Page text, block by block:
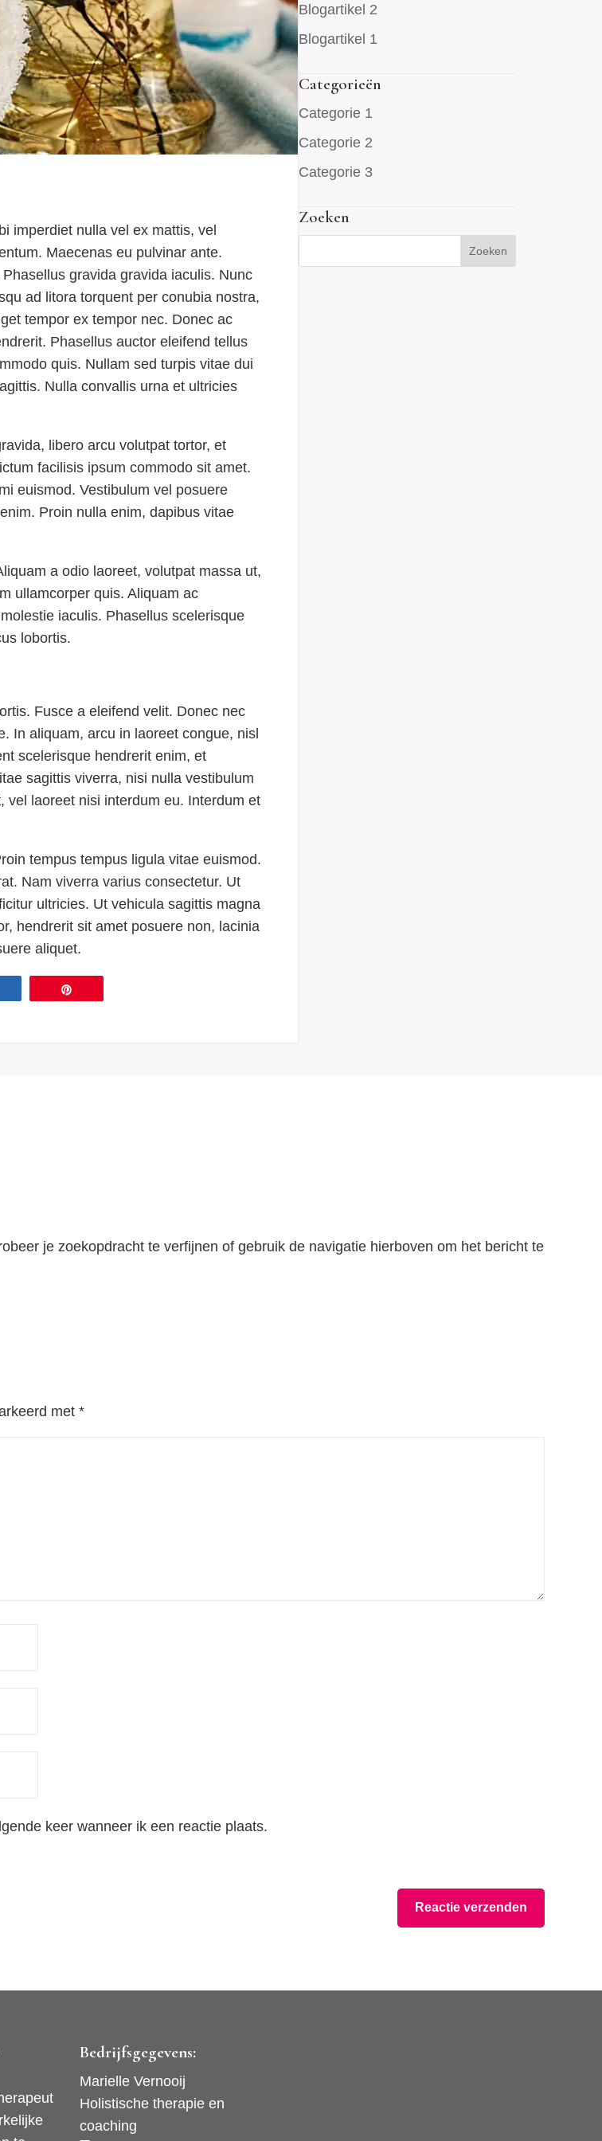
imperdiet nulla vel ex mattis, vel
Maecenas eu pulvinar ante.
gravida gravida iaculis. Nunc
ad litora torquent per conubia nostra,
tempor ex tempor nec. Donec ac
Phasellus auctor eleifend tellus
quis. Nullam sed turpis vitae dui
Nulla convallis urna et ultricies
libero arcu volutpat tortor, et
facilisis ipsum commodo sit amet.
euismod. Vestibulum vel posuere
Proin nulla enim, dapibus vitae
a odio laoreet, volutpat massa ut,
ullamcorper quis. Aliquam ac
iaculis. Phasellus scelerisque
lobortis.
Fusce a eleifend velit. Donec nec
In aliquam, arcu in laoreet congue, nisl
scelerisque hendrerit enim, et
sagittis viverra, nisi nulla vestibulum
vel laoreet nisi interdum eu. Interdum et
tempus tempus ligula vitae euismod.
Nam viverra varius consectetur. Ut
ultricies. Ut vehicula sagittis magna
hendrerit sit amet posuere non, lacinia
aliquet.
Blogartikel 2
Blogartikel 1
Categorieën
Categorie 1
Categorie 2
Categorie 3
Zoeken
je zoekopdracht te verfijnen of gebruik de navigatie hierboven om het bericht te
met *
keer wanneer ik een reactie plaats.
Reactie verzenden
Bedrijfsgegevens:
Marielle Vernooij
Holistische therapie en
coaching